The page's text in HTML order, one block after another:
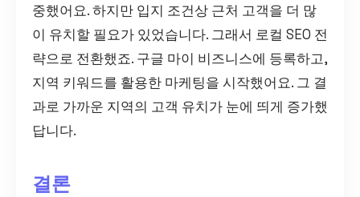
중했어요. 하지만 입지 조건상 근처 고객을 더 많
이 유치할 필요가 있었습니다. 그래서 로컬 SEO 전
략으로 전환했죠. 구글 마이 비즈니스에 등록하고,
지역 키워드를 활용한 마케팅을 시작했어요. 그 결
과로 가까운 지역의 고객 유치가 눈에 띄게 증가했
답니다.
결론